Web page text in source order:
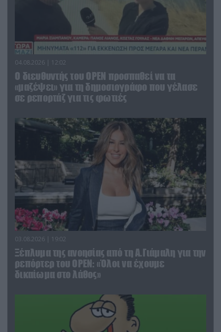
04.08.2026 | 12:02
O διευθυντής του OPEN προσπαθεί να τα
«μαζέψει» για τη δημοσιογράφο που γέλασε
σε ρεπορτάζ για τις φωτιές
03.08.2026 | 19:02
Ξέπλυμα της ανοησίας από τη Α.Γιάμαλη για την
ρεπόρτερ του ΟΡΕΝ: «Όλοι να έχουμε
δικαίωμα στο λάθος»